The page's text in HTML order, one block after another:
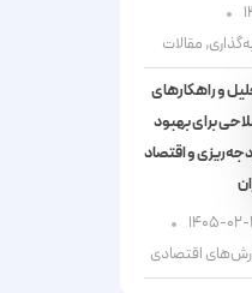
, مقالات
و راهکارهای
برای بهبود
و اقتصاد
۰۲-۲۸
اقتصادی